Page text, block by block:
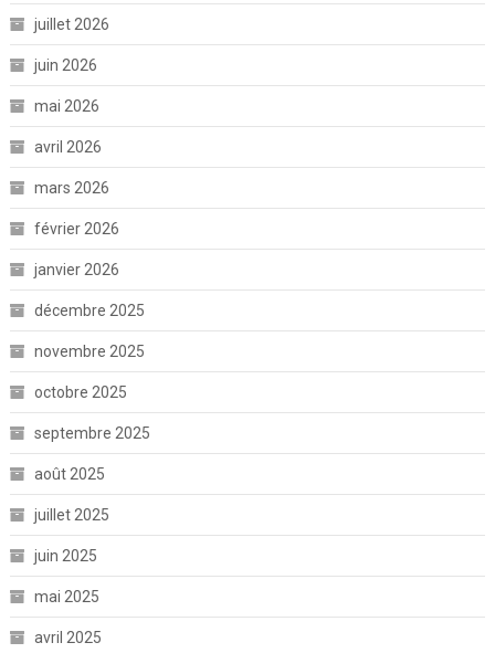
juillet 2026
juin 2026
mai 2026
avril 2026
mars 2026
février 2026
janvier 2026
décembre 2025
novembre 2025
octobre 2025
septembre 2025
août 2025
juillet 2025
juin 2025
mai 2025
avril 2025